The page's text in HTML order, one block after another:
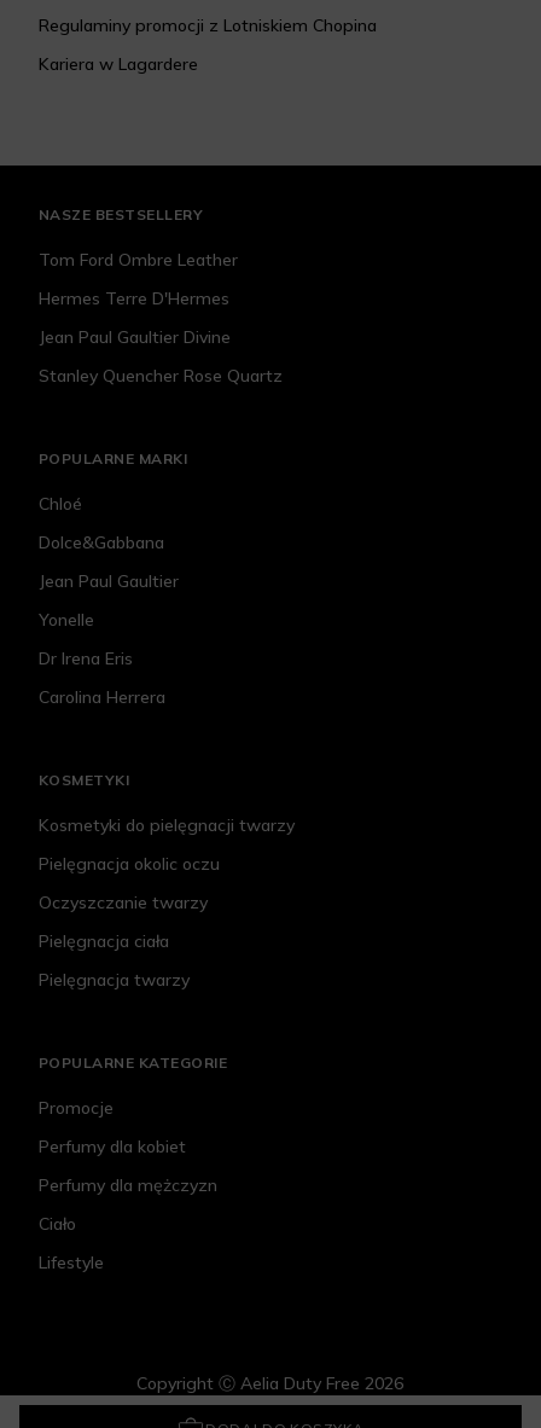
Regulaminy promocji z Lotniskiem Chopina
Kariera w Lagardere
NASZE BESTSELLERY
Tom Ford Ombre Leather
Hermes Terre D'Hermes
Jean Paul Gaultier Divine
Stanley Quencher Rose Quartz
POPULARNE MARKI
Chloé
Dolce&Gabbana
Jean Paul Gaultier
Yonelle
Dr Irena Eris
Carolina Herrera
KOSMETYKI
Kosmetyki do pielęgnacji twarzy
Pielęgnacja okolic oczu
Oczyszczanie twarzy
Pielęgnacja ciała
Pielęgnacja twarzy
POPULARNE KATEGORIE
Promocje
Perfumy dla kobiet
Perfumy dla mężczyzn
Ciało
Lifestyle
Copyright Ⓒ Aelia Duty Free 2026